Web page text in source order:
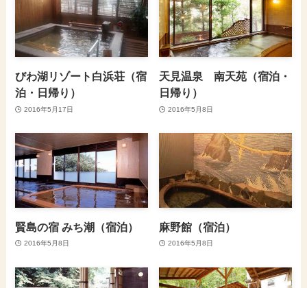
びわ湖リゾート白浜荘（宿
泊・日帰り）
2016年5月17日
天見温泉 南天苑（宿泊・
日帰り）
2016年5月8日
賢島の宿 みち潮（宿泊）
2016年5月8日
麻野館（宿泊）
2016年5月8日